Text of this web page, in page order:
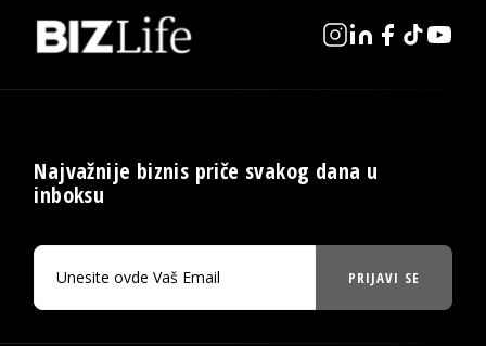
Najvažnije biznis priče svakog dana u
inboksu
PRIJAVI SE